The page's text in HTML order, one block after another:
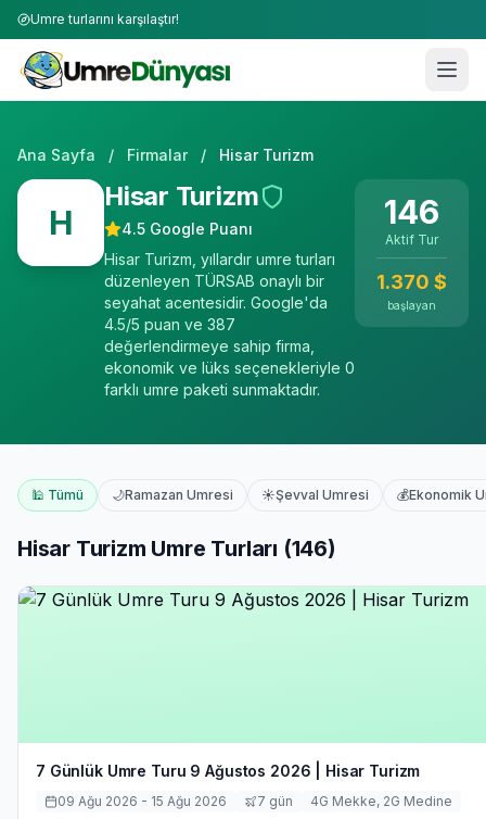
Umre turlarını karşılaştır!
Ana Sayfa / Firmalar / Hisar Turizm
H
Hisar Turizm
4.5 Google Puanı
Hisar Turizm, yıllardır umre turları
düzenleyen TÜRSAB onaylı bir
seyahat acentesidir. Google'da
4.5/5 puan ve 387
değerlendirmeye sahip firma,
ekonomik ve lüks seçenekleriyle 0
farklı umre paketi sunmaktadır.
146
Aktif Tur
1.370 $
başlayan
🕌 Tümü 🌙Ramazan Umresi ☀️Şevval Umresi 💰Ekonomik
Hisar Turizm Umre Turları (146)
7 Günlük Umre Turu 9 Ağustos 2026 | Hisar Turizm
09 Ağu 2026 - 15 Ağu 2026 7 gün 4G Mekke, 2G Medine